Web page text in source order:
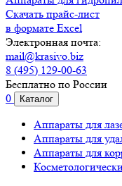
Скачать прайс-лист
в формате Excel
Электронная почта:
mail@krasivo.biz
8 (495) 129-00-63
Бесплатно по России
0
Каталог
Аппараты для
Аппараты для
Аппараты для